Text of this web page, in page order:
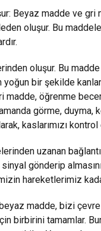
Beyaz madde ve gri
oluşur. Bu
oluşur. Bu
yoğun bir şekilde
madde, öğrenme
görme, duyma,
kaslarımızı
uzanan
gönderip
hareketlerimiz
madde, bizi
birbirini tamamlar.